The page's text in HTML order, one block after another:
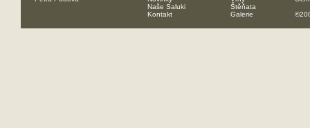
Naše Saluki
Štěňata
Kontakt
Galerie